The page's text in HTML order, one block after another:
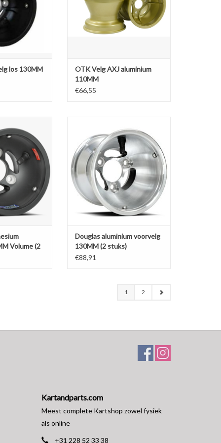
los 130MM
OTK Velg AXJ aluminium
110MM
€66,55
(2 stuks)
WINKELWAGEN
Volume (2
130MM (2 stuks)
TOEVOEGEN AAN WINKELWAGEN
Douglas aluminium voorvelg
130MM (2 stuks)
€88,91
1 2
Kartandparts.com
Meest complete Kartshop zowel fysiek
als online
+31 228 52 33 38